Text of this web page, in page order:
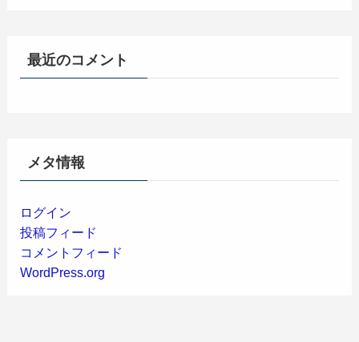
最近のコメント
メタ情報
ログイン
投稿フィード
コメントフィード
WordPress.org